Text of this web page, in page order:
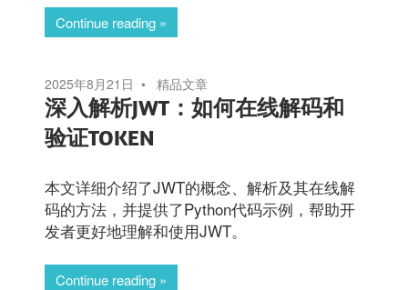
Continue reading
2025年8月21日 精品文章
深入解析JWT：如何在线解码和
验证TOKEN
本文详细介绍了JWT的概念、解析及其在线解
码的方法，并提供了Python代码示例，帮助开
发者更好地理解和使用JWT。
Continue reading